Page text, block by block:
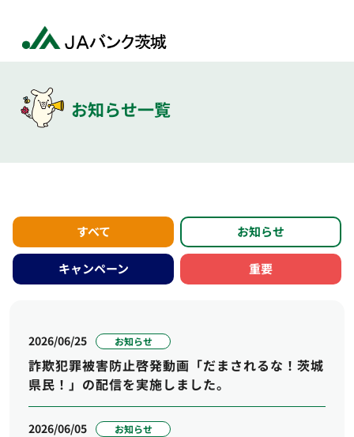
お知らせ一覧
すべて お知らせ
キャンペーン 重要
2026/06/25 お知らせ
詐欺犯罪被害防止啓発動画「だまされるな！茨城
県民！」の配信を実施しました。
2026/06/05 お知らせ